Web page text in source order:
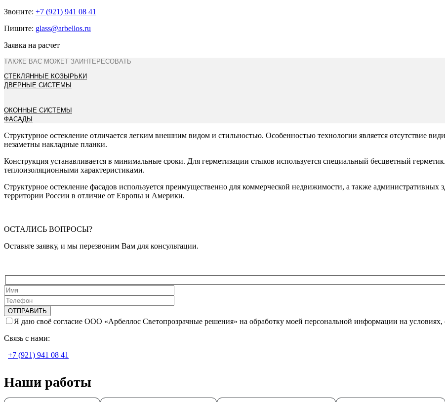
Звоните: +7 (921) 941 08 41
Пишите: glass@arbellos.ru
Заявка на расчет
ТАКЖЕ ВАС МОЖЕТ ЗАИНТЕРЕСОВАТЬ
СТЕКЛЯННЫЕ КОЗЫРЬКИ
ДВЕРНЫЕ СИСТЕМЫ
ОКОННЫЕ СИСТЕМЫ
ФАСАДЫ
Структурное остекление отличается легким внешним видом и стильностью. Особенностью технологии является отсутствие
незаметны накладные планки.
Конструкция устанавливается в минимальные сроки. Для герметизации стыков используется специальный бесцветный
теплоизоляционными характеристиками.
Структурное остекление фасадов используется преимущественно для коммерческой недвижимости, а также административных
территории России в отличие от Европы и Америки.
ОСТАЛИСЬ ВОПРОСЫ?
Оставьте заявку, и мы перезвоним Вам для консультации.
Я даю своё согласие ООО «Арбеллос Светопрозрачные решения» на обработку моей персональной информации на
Связь с нами:
+7 (921) 941 08 41
Наши работы